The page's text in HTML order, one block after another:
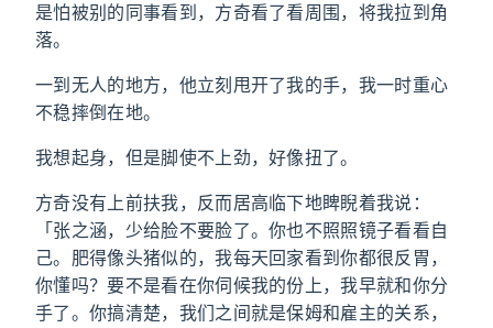
是怕被别的同事看到，方奇看了看周围，将我拉到角
落。
一到无人的地方，他立刻甩开了我的手，我一时重心
不稳摔倒在地。
我想起身，但是脚使不上劲，好像扭了。
方奇没有上前扶我，反而居高临下地睥睨着我说：
「张之涵，少给脸不要脸了。你也不照照镜子看看自
己。肥得像头猪似的，我每天回家看到你都很反胃，
你懂吗？要不是看在你伺候我的份上，我早就和你分
手了。你搞清楚，我们之间就是保姆和雇主的关系，